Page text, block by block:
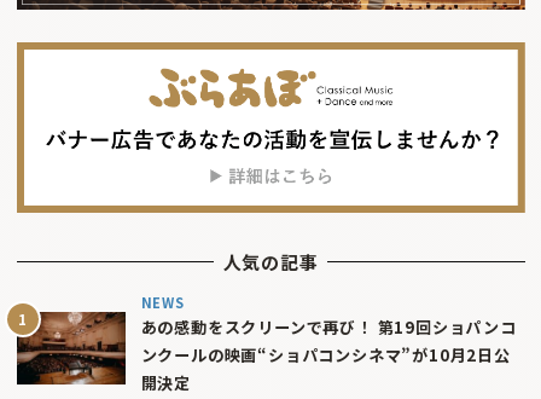
人気の記事
NEWS
あの感動をスクリーンで再び！ 第19回ショパンコ
ンクールの映画“ショパコンシネマ”が10月2日公
開決定